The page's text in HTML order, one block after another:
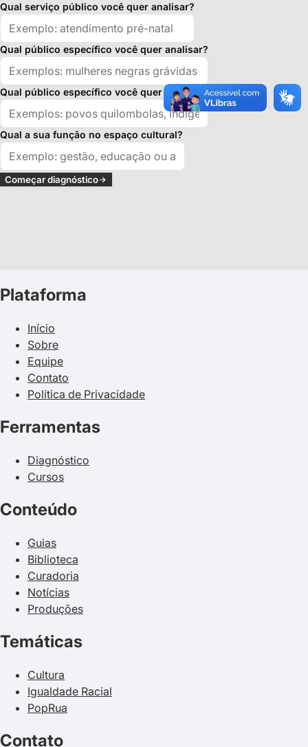
Qual serviço público você quer analisar?
Qual público específico você quer analisar?
Qual público específico você quer analisar?
Qual a sua função no espaço cultural?
Começar diagnóstico
Plataforma
Início
Sobre
Equipe
Contato
Política de Privacidade
Ferramentas
Diagnóstico
Cursos
Conteúdo
Guias
Biblioteca
Curadoria
Notícias
Produções
Temáticas
Cultura
Igualdade Racial
PopRua
Contato